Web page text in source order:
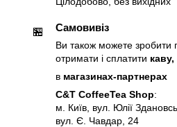
🏪 Самовивіз
Ви також можете зробити
отримати і сплатити каву,
в магазинах-партнерах
C&T CoffeeTea Shop:
м. Київ, вул. Юлії
вул. Є. Чавдар, 24